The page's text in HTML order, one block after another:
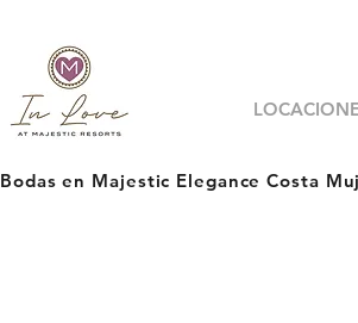
Bodas en Majestic Elegance Costa